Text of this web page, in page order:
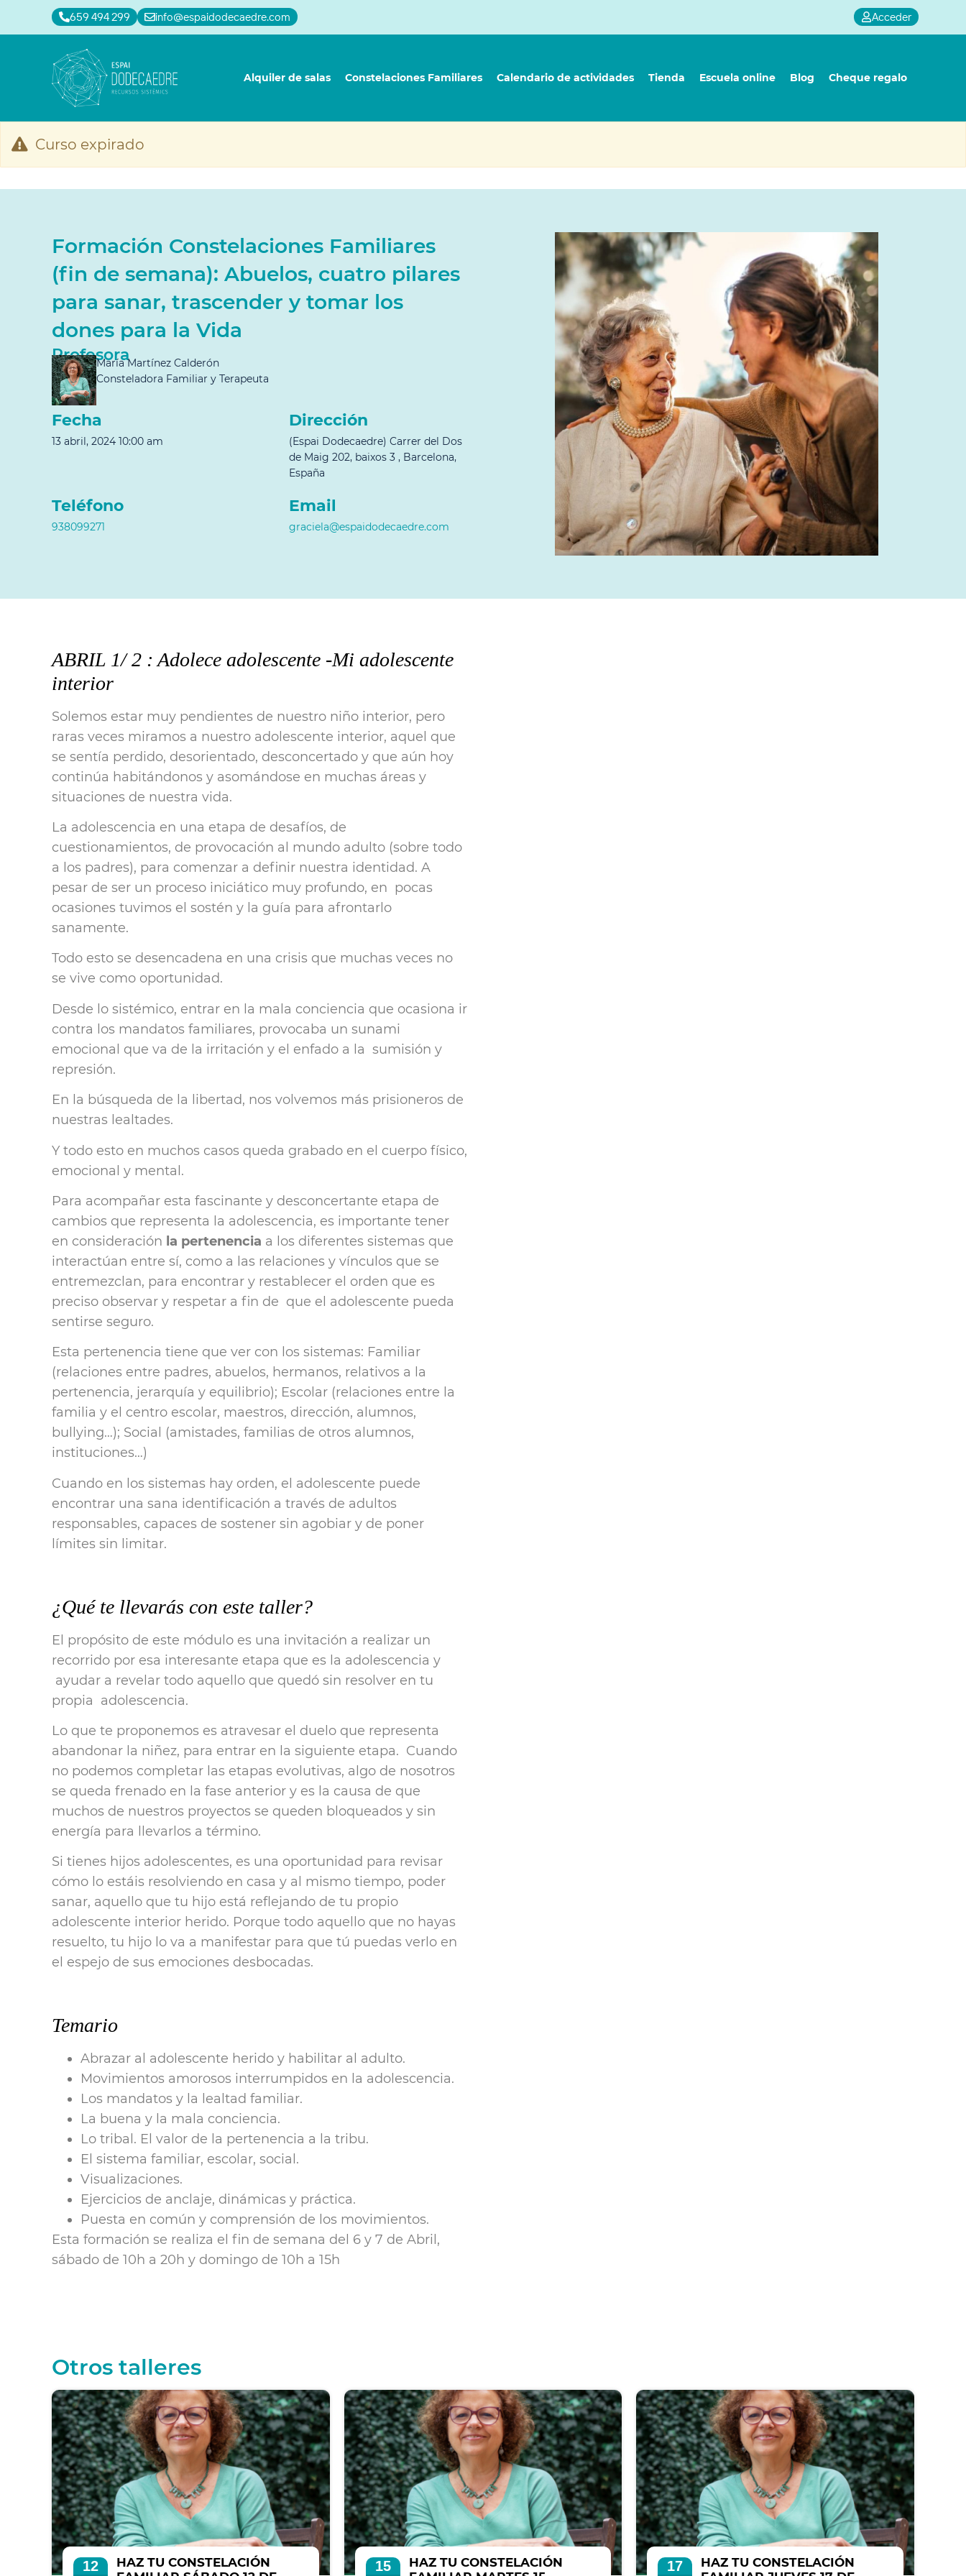
659 494 299 info@espaidodecaedre.com Acceder
Alquiler de salas Constelaciones Familiares Calendario de actividades Tienda Escuela online Blog Cheque regalo
Curso expirado
Formación Constelaciones Familiares
(fin de semana): Abuelos, cuatro pilares
para sanar, trascender y tomar los
dones para la Vida
ProfesoraMaría Martínez Calderón
Consteladora Familiar y Terapeuta
Fecha
13 abril, 2024 10:00 am
Dirección
(Espai Dodecaedre) Carrer del Dos
de Maig 202, baixos 3 , Barcelona,
España
Teléfono
938099271
Email
graciela@espaidodecaedre.com
ABRIL 1/ 2 : Adolece adolescente -Mi adolescente
interior
Solemos estar muy pendientes de nuestro niño interior, pero
raras veces miramos a nuestro adolescente interior, aquel que
se sentía perdido, desorientado, desconcertado y que aún hoy
continúa habitándonos y asomándose en muchas áreas y
situaciones de nuestra vida.
La adolescencia en una etapa de desafíos, de
cuestionamientos, de provocación al mundo adulto (sobre todo
a los padres), para comenzar a definir nuestra identidad. A
pesar de ser un proceso iniciático muy profundo, en pocas
ocasiones tuvimos el sostén y la guía para afrontarlo
sanamente.
Todo esto se desencadena en una crisis que muchas veces no
se vive como oportunidad.
Desde lo sistémico, entrar en la mala conciencia que ocasiona ir
contra los mandatos familiares, provocaba un sunami
emocional que va de la irritación y el enfado a la sumisión y
represión.
En la búsqueda de la libertad, nos volvemos más prisioneros de
nuestras lealtades.
Y todo esto en muchos casos queda grabado en el cuerpo físico,
emocional y mental.
Para acompañar esta fascinante y desconcertante etapa de
cambios que representa la adolescencia, es importante tener
en consideración la pertenencia a los diferentes sistemas que
interactúan entre sí, como a las relaciones y vínculos que se
entremezclan, para encontrar y restablecer el orden que es
preciso observar y respetar a fin de que el adolescente pueda
sentirse seguro.
Esta pertenencia tiene que ver con los sistemas: Familiar
(relaciones entre padres, abuelos, hermanos, relativos a la
pertenencia, jerarquía y equilibrio); Escolar (relaciones entre la
familia y el centro escolar, maestros, dirección, alumnos,
bullying…); Social (amistades, familias de otros alumnos,
instituciones…)
Cuando en los sistemas hay orden, el adolescente puede
encontrar una sana identificación a través de adultos
responsables, capaces de sostener sin agobiar y de poner
límites sin limitar.
¿Qué te llevarás con este taller?
El propósito de este módulo es una invitación a realizar un
recorrido por esa interesante etapa que es la adolescencia y
ayudar a revelar todo aquello que quedó sin resolver en tu
propia adolescencia.
Lo que te proponemos es atravesar el duelo que representa
abandonar la niñez, para entrar en la siguiente etapa. Cuando
no podemos completar las etapas evolutivas, algo de nosotros
se queda frenado en la fase anterior y es la causa de que
muchos de nuestros proyectos se queden bloqueados y sin
energía para llevarlos a término.
Si tienes hijos adolescentes, es una oportunidad para revisar
cómo lo estáis resolviendo en casa y al mismo tiempo, poder
sanar, aquello que tu hijo está reflejando de tu propio
adolescente interior herido. Porque todo aquello que no hayas
resuelto, tu hijo lo va a manifestar para que tú puedas verlo en
el espejo de sus emociones desbocadas.
Temario
Abrazar al adolescente herido y habilitar al adulto.
Movimientos amorosos interrumpidos en la adolescencia.
Los mandatos y la lealtad familiar.
La buena y la mala conciencia.
Lo tribal. El valor de la pertenencia a la tribu.
El sistema familiar, escolar, social.
Visualizaciones.
Ejercicios de anclaje, dinámicas y práctica.
Puesta en común y comprensión de los movimientos.
Esta formación se realiza el fin de semana del 6 y 7 de Abril,
sábado de 10h a 20h y domingo de 10h a 15h
Otros talleres
12
HAZ TU CONSTELACIÓN
15
HAZ TU CONSTELACIÓN
17
HAZ TU CONSTELACIÓN